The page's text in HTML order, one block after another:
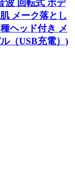
波 回転式 ボデ
メーク落とし
ヘッド付き メ
（USB充電）)